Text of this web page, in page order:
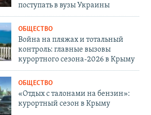
поступать в вузы Украины
ОБЩЕСТВО
Война на пляжах и тотальный
контроль: главные вызовы
курортного сезона-2026 в Крыму
ОБЩЕСТВО
«Отдых с талонами на бензин»:
курортный сезон в Крыму